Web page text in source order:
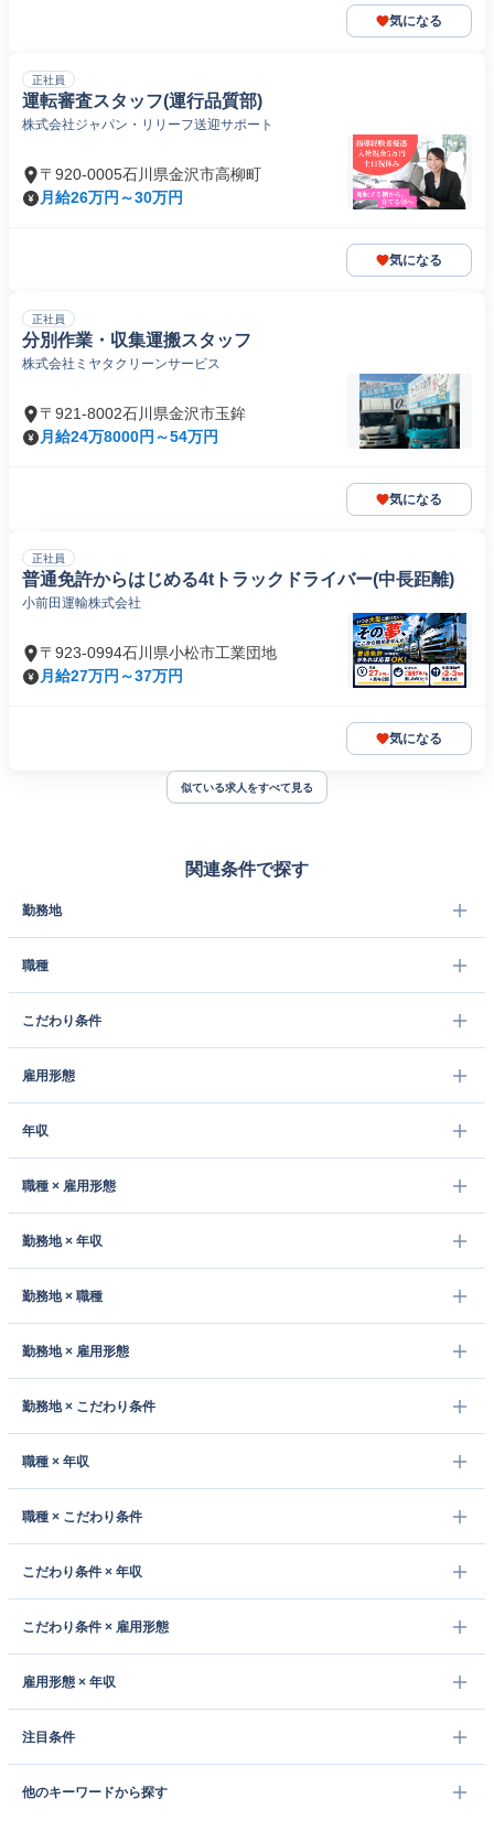
気になる
正社員
運転審査スタッフ(運行品質部)
株式会社ジャパン・リリーフ送迎サポート
〒920-0005石川県金沢市高柳町
月給26万円～30万円
気になる
正社員
分別作業・収集運搬スタッフ
株式会社ミヤタクリーンサービス
〒921-8002石川県金沢市玉鉾
月給24万8000円～54万円
気になる
正社員
普通免許からはじめる4tトラックドライバー(中長距離)
小前田運輸株式会社
〒923-0994石川県小松市工業団地
月給27万円～37万円
気になる
似ている求人をすべて見る
関連条件で探す
勤務地
職種
こだわり条件
雇用形態
年収
職種 × 雇用形態
勤務地 × 年収
勤務地 × 職種
勤務地 × 雇用形態
勤務地 × こだわり条件
職種 × 年収
職種 × こだわり条件
こだわり条件 × 年収
こだわり条件 × 雇用形態
雇用形態 × 年収
注目条件
他のキーワードから探す